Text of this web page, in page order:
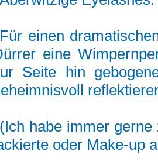
Für einen
eine
Seite hin
(Ich habe immer
oder Make-up